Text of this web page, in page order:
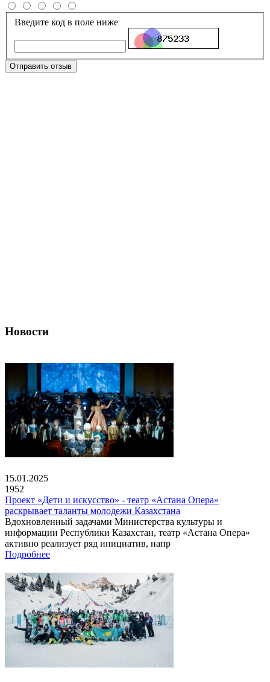
Введите код в поле ниже
Отправить отзыв
Новости
15.01.2025
1952
Проект «Дети и искусство» - театр «Астана Опера»
раскрывает таланты молодежи Казахстана
Вдохновленный задачами Министерства культуры и
информации Республики Казахстан, театр «Астана Опера»
активно реализует ряд инициатив, напр
Подробнее